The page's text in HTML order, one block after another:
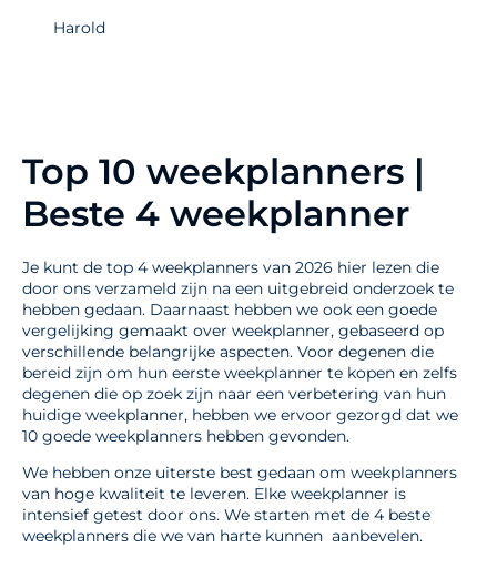
Harold
Top 10 weekplanners |
Beste 4 weekplanner
Je kunt de top 4 weekplanners van 2026 hier lezen die
door ons verzameld zijn na een uitgebreid onderzoek te
hebben gedaan. Daarnaast hebben we ook een goede
vergelijking gemaakt over weekplanner, gebaseerd op
verschillende belangrijke aspecten. Voor degenen die
bereid zijn om hun eerste weekplanner te kopen en zelfs
degenen die op zoek zijn naar een verbetering van hun
huidige weekplanner, hebben we ervoor gezorgd dat we
10 goede weekplanners hebben gevonden.
We hebben onze uiterste best gedaan om weekplanners
van hoge kwaliteit te leveren. Elke weekplanner is
intensief getest door ons. We starten met de 4 beste
weekplanners die we van harte kunnen aanbevelen.